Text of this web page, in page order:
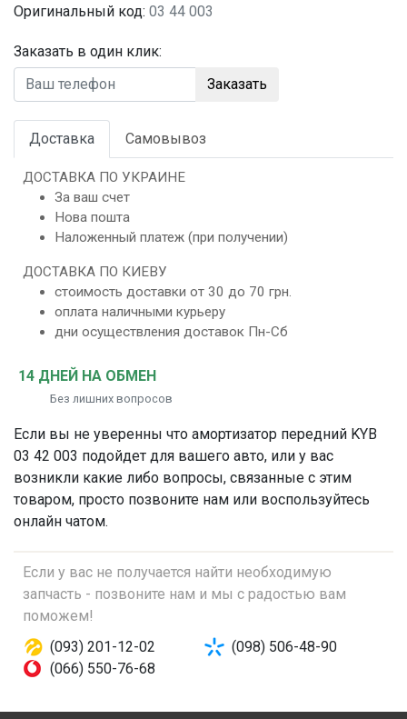
Оригинальный код: 03 44 003
Заказать в один клик:
Заказать
Доставка Самовывоз
ДОСТАВКА ПО УКРАИНЕ
За ваш счет
Нова пошта
Наложенный платеж (при получении)
ДОСТАВКА ПО КИЕВУ
стоимость доставки от 30 до 70 грн.
оплата наличными курьеру
дни осуществления доставок Пн-Сб
14 ДНЕЙ НА ОБМЕН
Без лишних вопросов
Если вы не уверенны что амортизатор передний KYB
03 42 003 подойдет для вашего авто, или у вас
возникли какие либо вопросы, связанные с этим
товаром, просто позвоните нам или воспользуйтесь
онлайн чатом.
Если у вас не получается найти необходимую
запчасть - позвоните нам и мы с радостью вам
поможем!
(093) 201-12-02
(098) 506-48-90
(066) 550-76-68